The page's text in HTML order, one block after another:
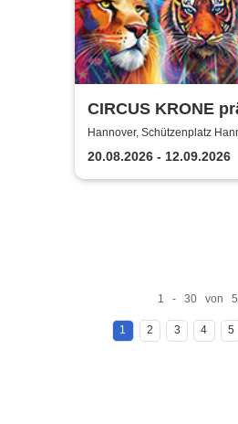
CIRCUS KRONE
FARBENSPIEL -
| Hannover
Hannover, Schützenplatz
20.08.2026 - 12.09.2026
1 - 30 von
1 2 3 4 5